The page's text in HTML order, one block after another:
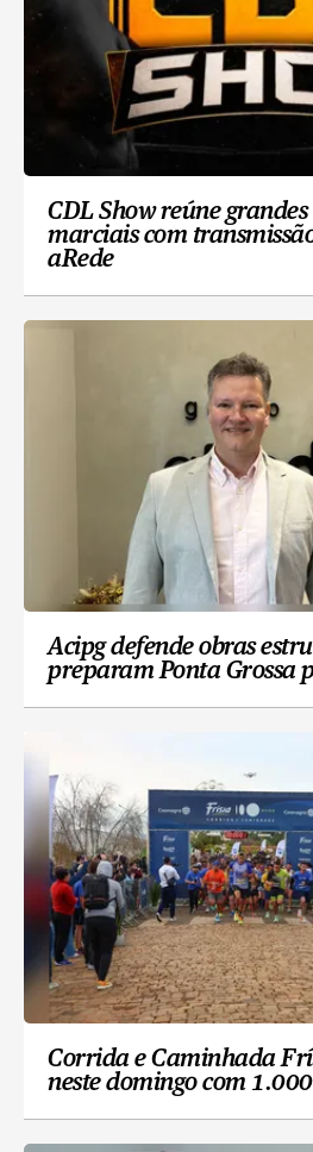
CDL Show reúne
marciais com
aRede
Acipg defende obras
preparam Ponta Grossa
Corrida e Caminhada
neste domingo com